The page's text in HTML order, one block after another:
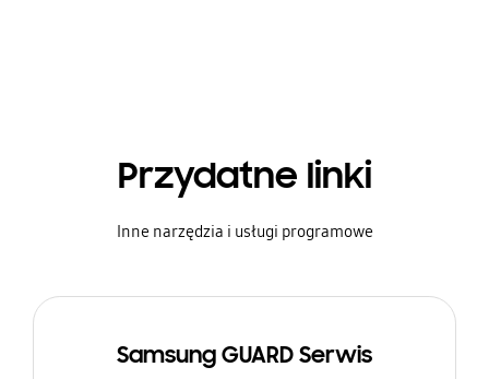
Przydatne linki
Inne narzędzia i usługi programowe
Samsung GUARD Serwis